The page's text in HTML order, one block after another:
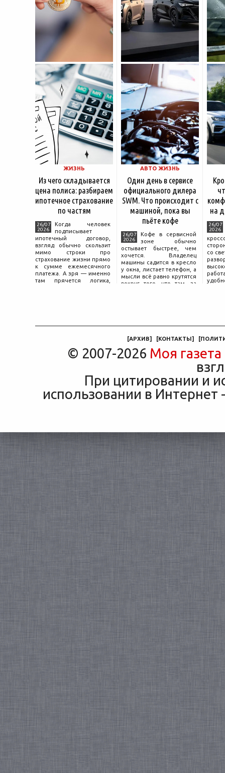
ЖИЗНЬ
Из чего складывается
цена полиса: разбираем
ипотечное страхование
по частям
26/07
2026
Когда человек
подписывает
ипотечный договор,
взгляд обычно скользит
мимо строки про
страхование жизни прямо
к сумме ежемесячного
платежа. А зря — именно
там прячется логика,
АВТО ЖИЗНЬ
Один день в сервисе
официального дилера
SWM. Что происходит с
машиной, пока вы
пьёте кофе
26/07
2026
Кофе в сервисной
зоне обычно
остывает быстрее, чем
хочется. Владелец
машины садится в кресло
у окна, листает телефон, а
мысли всё равно крутятся
вокруг того, что там, за
на
26/07
2026
со
[АРХИВ] [КОНТАКТЫ] [
© 2007-2026 Моя газета
При цитировании и
использовании в Интернет